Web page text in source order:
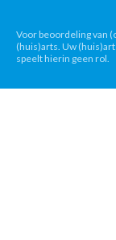
Voor beoordeling van
(huis)arts. Uw
speelt hierin geen rol.